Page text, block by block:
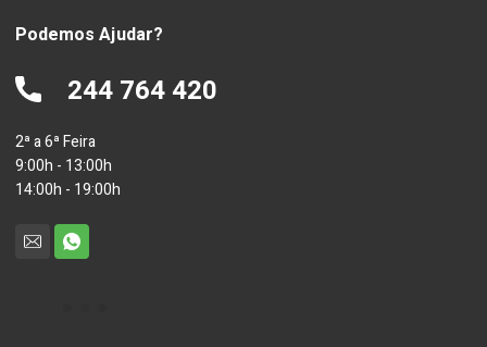
Podemos Ajudar?
244 764 420
2ª a 6ª Feira
9:00h - 13:00h
14:00h - 19:00h